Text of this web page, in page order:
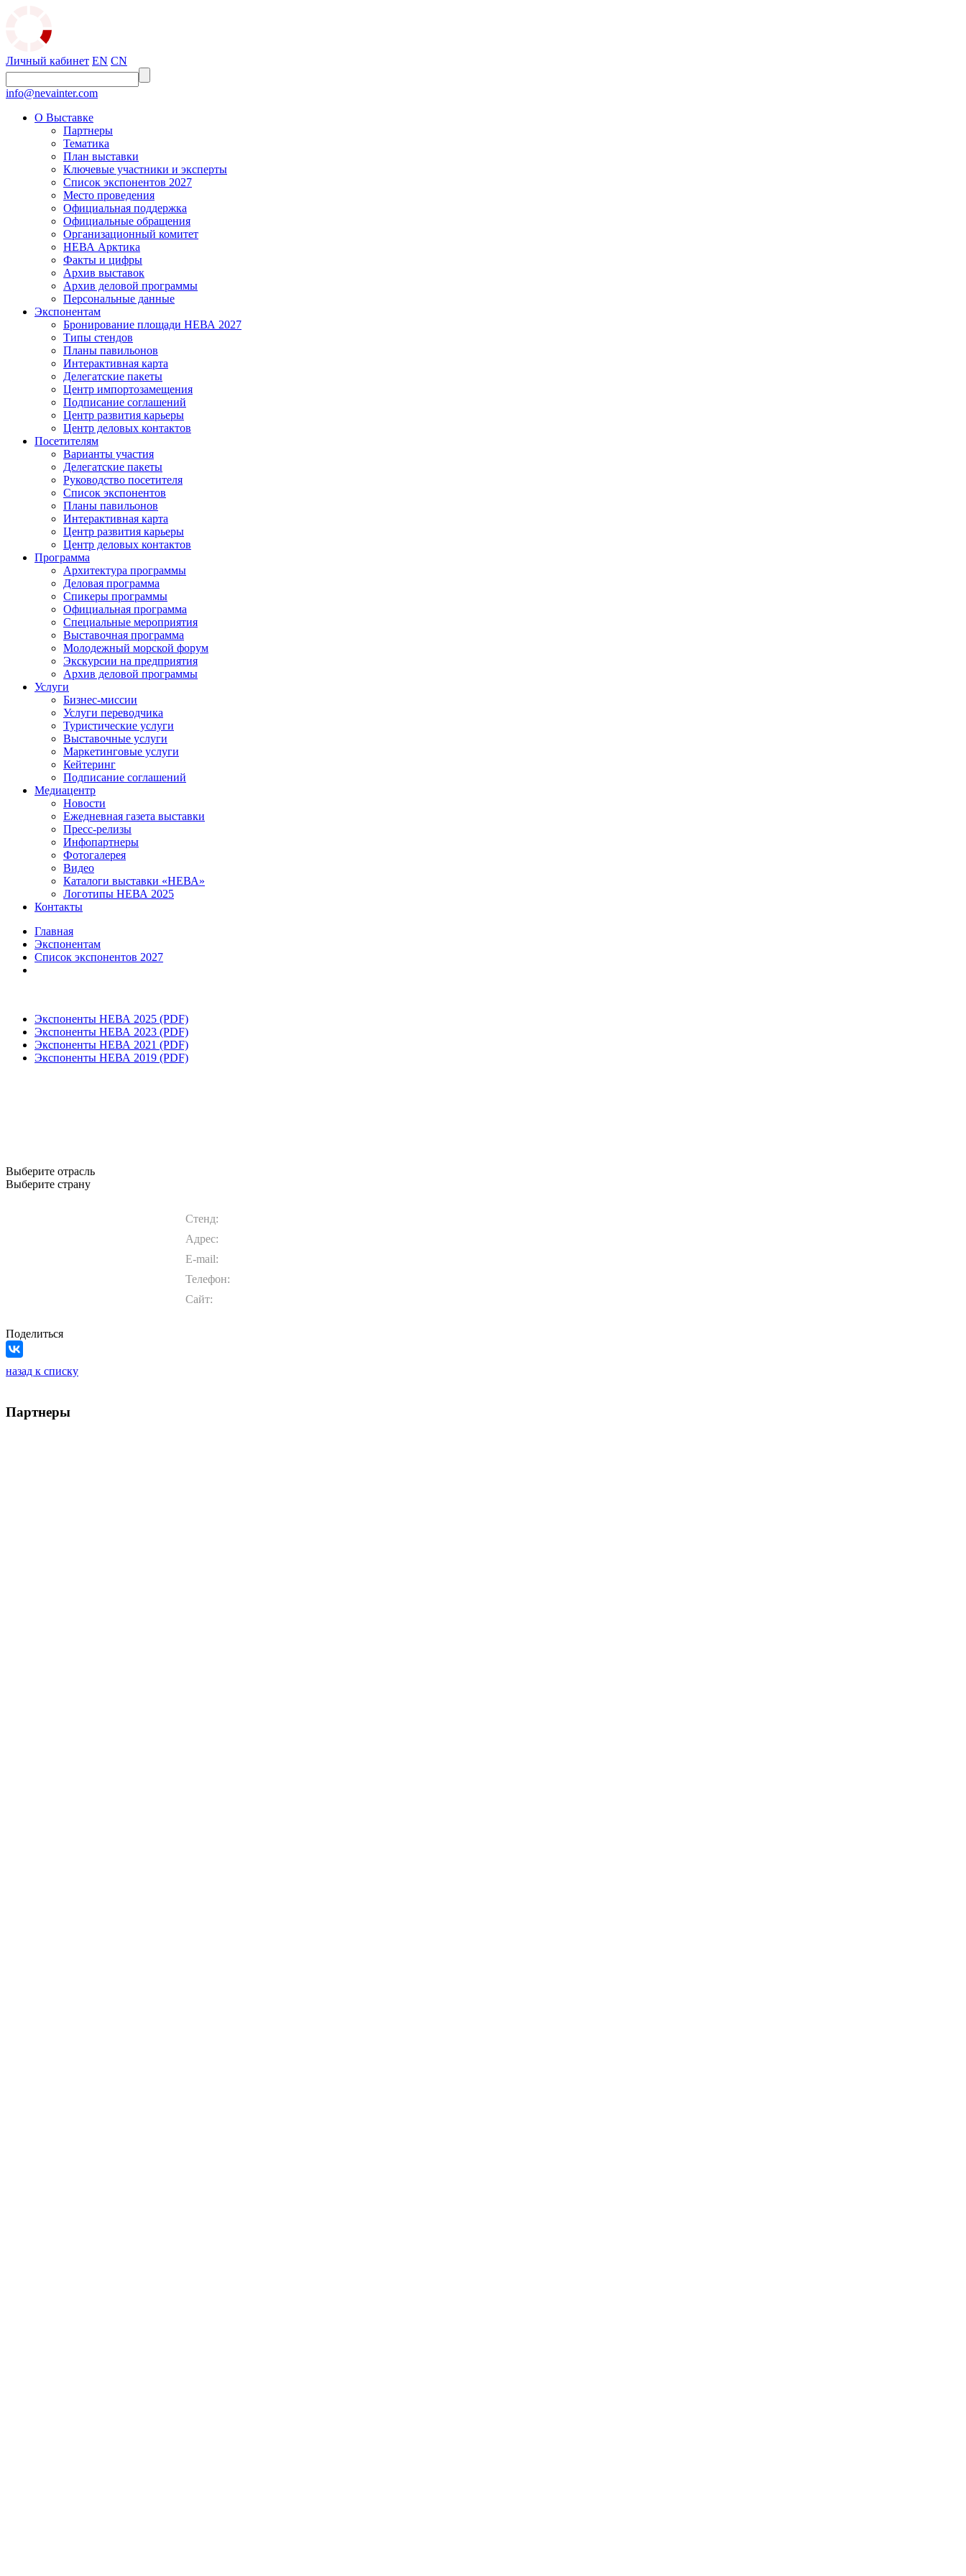
Личный кабинет EN CN
info@nevainter.com
О Выставке
Партнеры
Тематика
План выставки
Ключевые участники и эксперты
Список экспонентов 2027
Место проведения
Официальная поддержка
Официальные обращения
Организационный комитет
НЕВА Арктика
Факты и цифры
Архив выставок
Архив деловой программы
Персональные данные
Экспонентам
Бронирование площади НЕВА 2027
Типы стендов
Планы павильонов
Интерактивная карта
Делегатские пакеты
Центр импортозамещения
Подписание соглашений
Центр развития карьеры
Центр деловых контактов
Посетителям
Варианты участия
Делегатские пакеты
Руководство посетителя
Список экспонентов
Планы павильонов
Интерактивная карта
Центр развития карьеры
Центр деловых контактов
Программа
Архитектура программы
Деловая программа
Спикеры программы
Официальная программа
Специальные мероприятия
Выставочная программа
Молодежный морской форум
Экскурсии на предприятия
Архив деловой программы
Услуги
Бизнес-миссии
Услуги переводчика
Туристические услуги
Выставочные услуги
Маркетинговые услуги
Кейтеринг
Подписание соглашений
Медиацентр
Новости
Ежедневная газета выставки
Пресс-релизы
Инфопартнеры
Фотогалерея
Видео
Каталоги выставки «НЕВА»
Логотипы НЕВА 2025
Контакты
Главная
Экспонентам
Список экспонентов 2027
Экспоненты НЕВА 2025 (PDF)
Экспоненты НЕВА 2023 (PDF)
Экспоненты НЕВА 2021 (PDF)
Экспоненты НЕВА 2019 (PDF)
Выберите отрасль
Выберите страну
Стенд:
Адрес:
E-mail:
Телефон:
Сайт:
Поделиться
назад к списку
Партнеры